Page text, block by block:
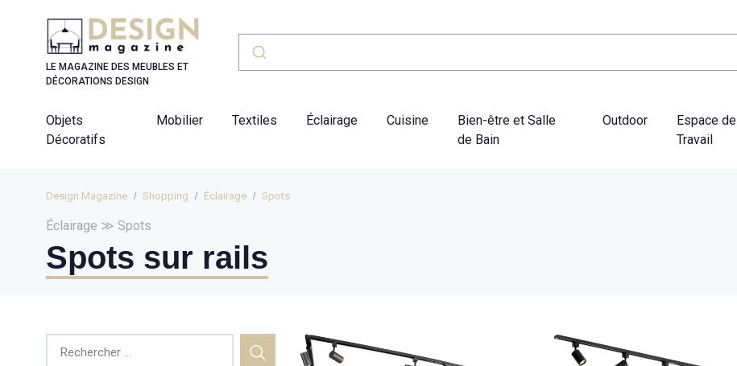
LE MAGAZINE DES MEUBLES ET
DÉCORATIONS DESIGN
Objets
Décoratifs
Mobilier Textiles Éclairage Cuisine
Bien-être et Salle
de Bain
Outdoor
Espace de
Travail
Design Magazine Shopping Éclairage Spots
Éclairage ≫ Spots
Spots sur rails